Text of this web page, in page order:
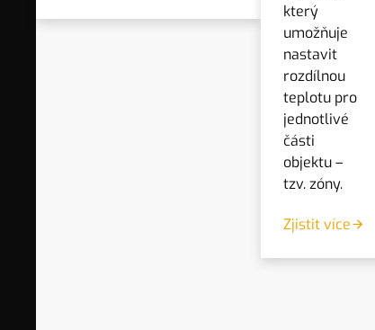
který
umožňuje
nastavit
rozdílnou
teplotu pro
jednotlivé
části
objektu –
tzv. zóny.
Zjistit více
Videa